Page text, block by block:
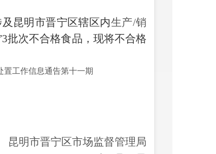
昆明市晋宁区辖区内生产/销
批次不合格食品，现将不合格
处置工作信息通告第十一期
昆明市晋宁区市场监督管理局